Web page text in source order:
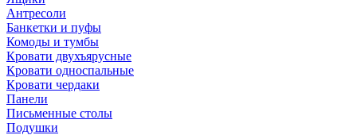
Антресоли
Банкетки и пуфы
Комоды и тумбы
Кровати двухъярусные
Кровати односпальные
Кровати чердаки
Панели
Письменные столы
Подушки